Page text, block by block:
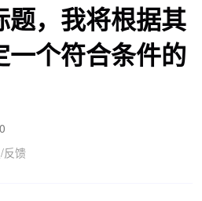
题，我将根据其
一个符合条件的
反馈